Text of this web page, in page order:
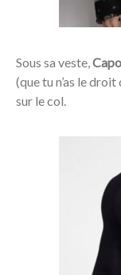
Sous sa veste, Capo
(que tu n’as le
sur le col.